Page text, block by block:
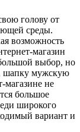
голову от
среды.
возможность
магазин
выбор, но
шапку мужскую
не
большое
широкого
вариант и